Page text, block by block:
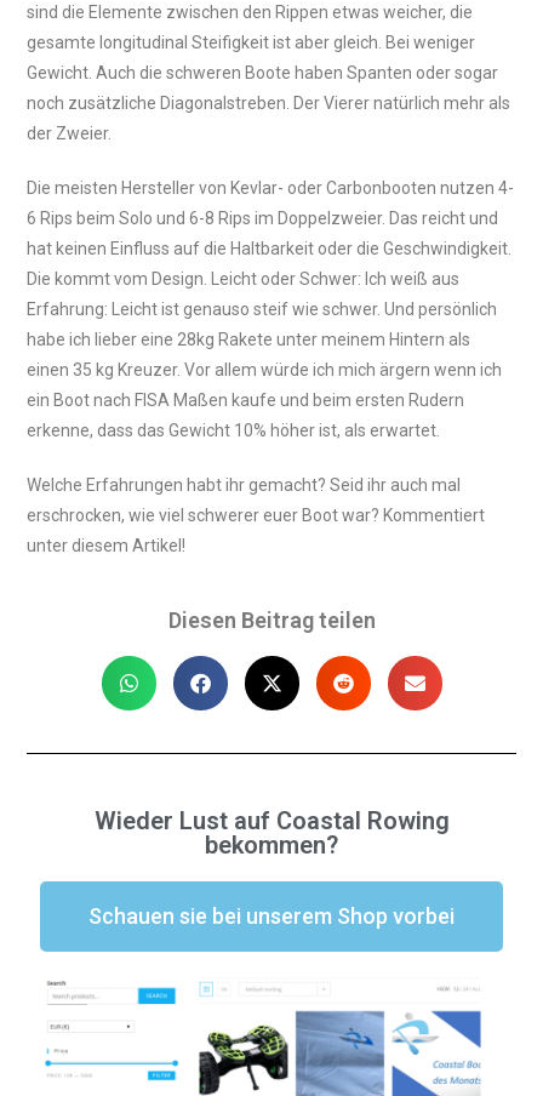
sind die Elemente zwischen den Rippen etwas weicher, die
gesamte longitudinal Steifigkeit ist aber gleich. Bei weniger
Gewicht. Auch die schweren Boote haben Spanten oder sogar
noch zusätzliche Diagonalstreben. Der Vierer natürlich mehr als
der Zweier.
Die meisten Hersteller von Kevlar- oder Carbonbooten nutzen 4-
6 Rips beim Solo und 6-8 Rips im Doppelzweier. Das reicht und
hat keinen Einfluss auf die Haltbarkeit oder die Geschwindigkeit.
Die kommt vom Design. Leicht oder Schwer: Ich weiß aus
Erfahrung: Leicht ist genauso steif wie schwer. Und persönlich
habe ich lieber eine 28kg Rakete unter meinem Hintern als
einen 35 kg Kreuzer. Vor allem würde ich mich ärgern wenn ich
ein Boot nach FISA Maßen kaufe und beim ersten Rudern
erkenne, dass das Gewicht 10% höher ist, als erwartet.
Welche Erfahrungen habt ihr gemacht? Seid ihr auch mal
erschrocken, wie viel schwerer euer Boot war? Kommentiert
unter diesem Artikel!
Diesen Beitrag teilen
Wieder Lust auf Coastal Rowing
bekommen?
Schauen sie bei unserem Shop vorbei